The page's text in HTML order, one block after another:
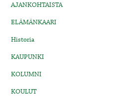
AJANKOHTAISTA
ELÄMÄNKAARI
Historia
KAUPUNKI
KOLUMNI
KOULUT